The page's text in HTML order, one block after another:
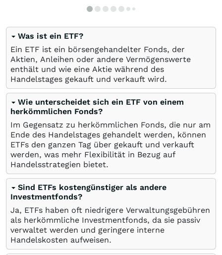
Was ist ein ETF?
Ein ETF ist ein börsengehandelter Fonds, der
Aktien, Anleihen oder andere Vermögenswerte
enthält und wie eine Aktie während des
Handelstages gekauft und verkauft wird.
Wie unterscheidet sich ein ETF von einem
herkömmlichen Fonds?
Im Gegensatz zu herkömmlichen Fonds, die nur am
Ende des Handelstages gehandelt werden, können
ETFs den ganzen Tag über gekauft und verkauft
werden, was mehr Flexibilität in Bezug auf
Handelsstrategien bietet.
Sind ETFs kostengünstiger als andere
Investmentfonds?
Ja, ETFs haben oft niedrigere Verwaltungsgebühren
als herkömmliche Investmentfonds, da sie passiv
verwaltet werden und geringere interne
Handelskosten aufweisen.